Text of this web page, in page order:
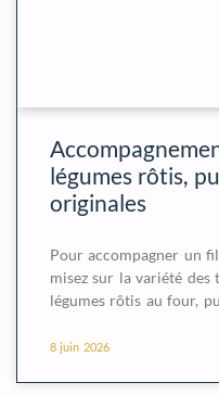
légumes rôtis,
originales
Pour accompagner un
misez sur la variété des
légumes rôtis au four,
8 juin 2026